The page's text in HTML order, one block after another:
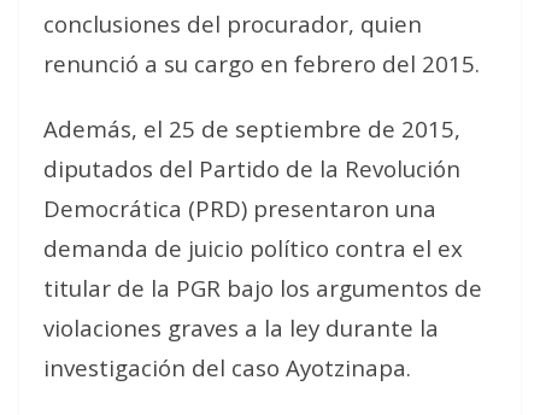
conclusiones del procurador, quien
renunció a su cargo en febrero del 2015.
Además, el 25 de septiembre de 2015,
diputados del Partido de la Revolución
Democrática (PRD) presentaron una
demanda de juicio político contra el ex
titular de la PGR bajo los argumentos de
violaciones graves a la ley durante la
investigación del caso Ayotzinapa.